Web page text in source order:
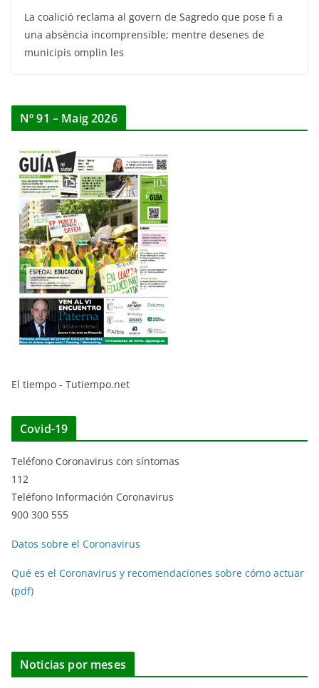
La coalició reclama al govern de Sagredo que pose fi a
una absència incomprensible; mentre desenes de
municipis omplin les
Nº 91 – Maig 2026
El tiempo - Tutiempo.net
Covid-19
Teléfono Coronavirus con síntomas
112
Teléfono Información Coronavirus
900 300 555
Datos sobre el Coronavirus
Qué es el Coronavirus y recomendaciones sobre cómo actuar
(pdf)
Noticias por meses